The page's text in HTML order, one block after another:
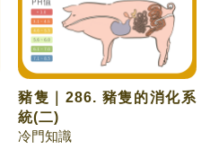
豬隻｜286. 豬隻的消化系
統(二)
冷門知識